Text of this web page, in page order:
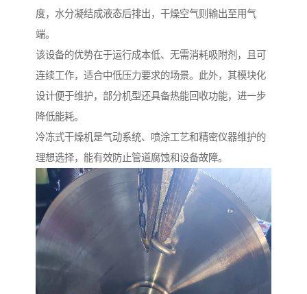
度，水分凝结成液态后排出，干燥空气则输出至用气
端。
该设备的优势在于运行成本低、无需消耗吸附剂，且可
连续工作，适合中低压力要求的场景。此外，其模块化
设计便于维护，部分机型还具备热能回收功能，进一步
降低能耗。
冷冻式干燥机是气动系统、喷涂工艺和精密仪器维护的
理想选择，能有效防止管道腐蚀和设备故障。